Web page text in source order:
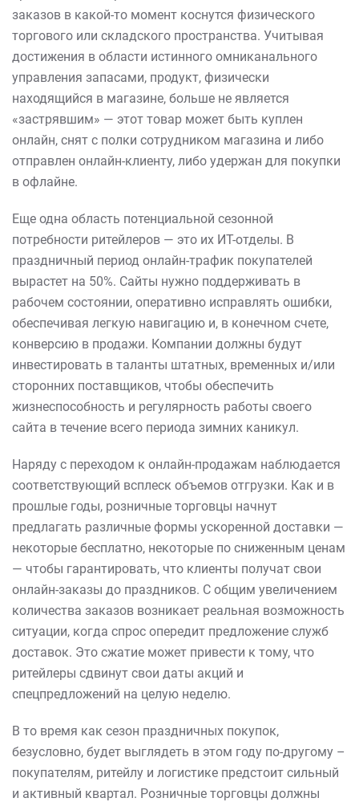
заказов в какой-то момент коснутся физического
торгового или складского пространства. Учитывая
достижения в области истинного омниканального
управления запасами, продукт, физически
находящийся в магазине, больше не является
«застрявшим» — этот товар может быть куплен
онлайн, снят с полки сотрудником магазина и либо
отправлен онлайн-клиенту, либо удержан для покупки
в офлайне.
Еще одна область потенциальной сезонной
потребности ритейлеров — это их ИТ-отделы. В
праздничный период онлайн-трафик покупателей
вырастет на 50%. Сайты нужно поддерживать в
рабочем состоянии, оперативно исправлять ошибки,
обеспечивая легкую навигацию и, в конечном счете,
конверсию в продажи. Компании должны будут
инвестировать в таланты штатных, временных и/или
сторонних поставщиков, чтобы обеспечить
жизнеспособность и регулярность работы своего
сайта в течение всего периода зимних каникул.
Наряду с переходом к онлайн-продажам наблюдается
соответствующий всплеск объемов отгрузки. Как и в
прошлые годы, розничные торговцы начнут
предлагать различные формы ускоренной доставки —
некоторые бесплатно, некоторые по сниженным ценам
— чтобы гарантировать, что клиенты получат свои
онлайн-заказы до праздников. С общим увеличением
количества заказов возникает реальная возможность
ситуации, когда спрос опередит предложение служб
доставок. Это сжатие может привести к тому, что
ритейлеры сдвинут свои даты акций и
спецпредложений на целую неделю.
В то время как сезон праздничных покупок,
безусловно, будет выглядеть в этом году по-другому –
покупателям, ритейлу и логистике предстоит сильный
и активный квартал. Розничные торговцы должны